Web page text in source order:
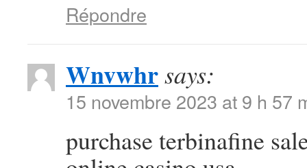
Répondre
Wnvwhrsays:
15 novembre 2023 at 9 h 57
purchase terbinafine